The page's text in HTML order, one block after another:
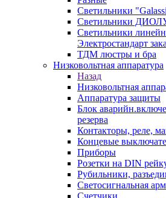
Светильники
Светильники
Светильники
Электростандарт
ТДМ люстры и бра
Низковольтная аппаратура
Назад
Низковольтная
Аппаратура защиты
Блок
резерва
Контакторы, реле,
Концевые
Приборы
Розетки на DIN
Рубильники,
Светосигнальная